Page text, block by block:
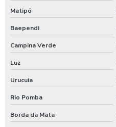
Matipó
Baependi
Campina Verde
Luz
Urucuia
Rio Pomba
Borda da Mata